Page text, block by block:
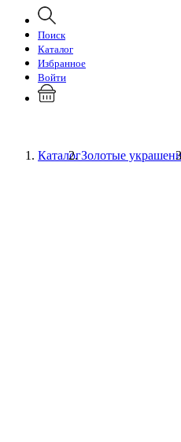
Поиск
Каталог
Избранное
Войти
КаталогЗолотые